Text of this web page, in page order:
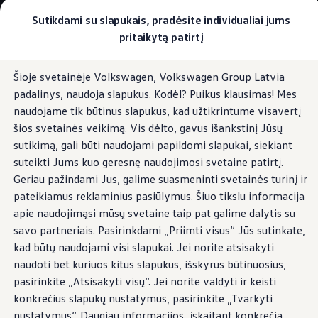
Sutikdami su slapukais, pradėsite individualiai jums
pritaikytą patirtį
Šioje svetainėje Volkswagen, Volkswagen Group Latvia
padalinys, naudoja slapukus. Kodėl? Puikus klausimas! Mes
naudojame tik būtinus slapukus, kad užtikrintume visavertį
šios svetainės veikimą. Vis dėlto, gavus išankstinį Jūsų
sutikimą, gali būti naudojami papildomi slapukai, siekiant
suteikti Jums kuo geresnę naudojimosi svetaine patirtį.
Geriau pažindami Jus, galime suasmeninti svetainės turinį ir
pateikiamus reklaminius pasiūlymus. Šiuo tikslu informacija
apie naudojimąsi mūsų svetaine taip pat galime dalytis su
savo partneriais. Pasirinkdami „Priimti visus“ Jūs sutinkate,
kad būtų naudojami visi slapukai. Jei norite atsisakyti
naudoti bet kuriuos kitus slapukus, išskyrus būtinuosius,
pasirinkite „Atsisakyti visų“. Jei norite valdyti ir keisti
konkrečius slapukų nustatymus, pasirinkite „Tvarkyti
nustatymus“. Daugiau informacijos, įskaitant konkrečią
pagrindinį
turinį
poraštę
Pasirinkite savo Volkswagen
Modeliai ir konfigūratorius
Naujasis ID. Cross
Konfigūruoti
Volkswagen komerciniai automobiliai. Pasiruošę bet
Volkswagen automobilių e-parduotuvė
Pasiūlymai ir paslaugos
Jubiliejinis pasiūlymas
Garantija
Lizingas
Automobilio mainai
Volkswagen automobilių e-parduotuvė
Elektromobiliai ir hibridiniai modeliai
Valstybės parama
Elektromobiliai
ID. žinios
Įkrovimas ir ridos atsarga
Technologija ir evoliucija
Perėjimas prie elektrinio mobilumo
Ekologinis tvarumas
Elektromobiliai servise: daugiau jokio alyvos
ID. programinės įrangos atnaujinimas*
Elektromobilių pristatymo trukmė
Foninis apšvietimas
Apšvietimasbet kokiai
nuotaikai